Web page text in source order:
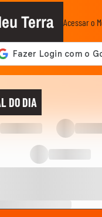
Terra Acessar o
DO DIA